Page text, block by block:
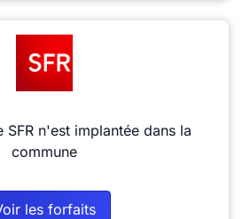
SFR n'est implantée dans la
commune
les forfaits